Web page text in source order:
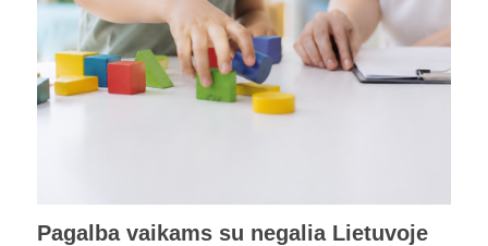
Pagalba vaikams su negalia Lietuvoje